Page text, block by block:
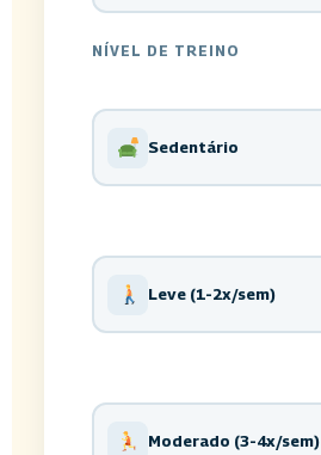
NÍVEL DE TREINO
Sedentário
Leve (1-2x/sem)
Moderado (3-4x/sem)